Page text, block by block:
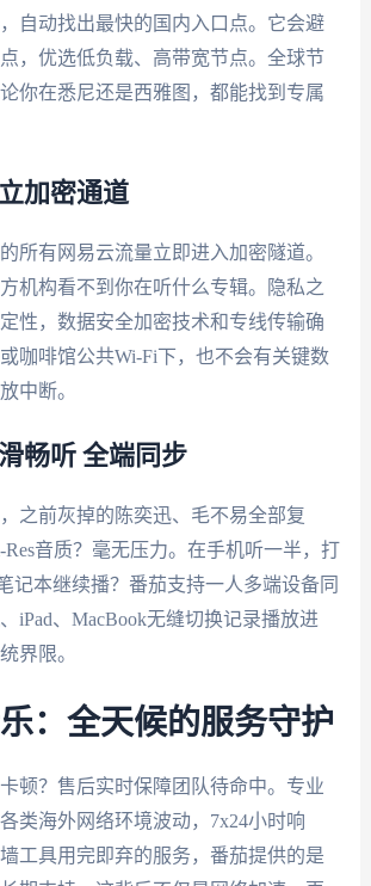
自动找出最快的国内入口点。它会避
，优选低负载、高带宽节点。全球节
你在悉尼还是西雅图，都能找到专属
加密通道
所有网易云流量立即进入加密隧道。
机构看不到你在听什么专辑。隐私之
性，数据安全加密技术和专线传输确
咖啡馆公共Wi-Fi下，也不会有关键数
中断。
畅听 全端同步
之前灰掉的陈奕迅、毛不易全部复
音质？毫无压力。在手机听一半，打
记本继续播？番茄支持一人多端设备同
iPad、MacBook无缝切换记录播放进
界限。
：全天候的服务守护
顿？售后实时保障团队待命中。专业
类海外网络环境波动，7x24小时响
工具用完即弃的服务，番茄提供的是